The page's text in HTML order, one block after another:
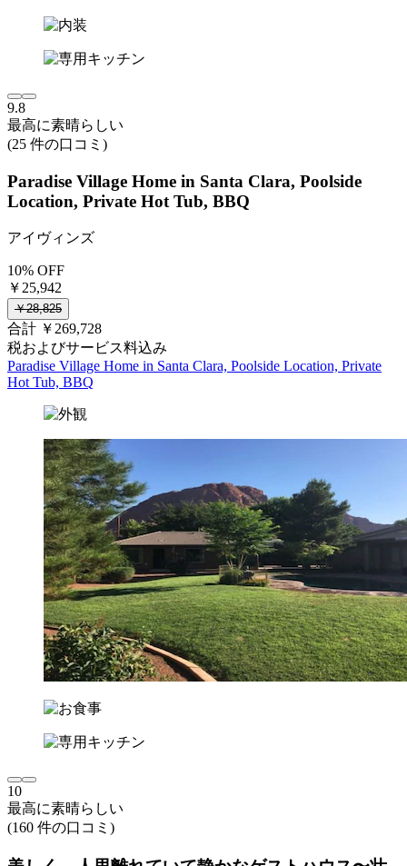
9.8
最高に素晴らしい
(25 件の口コミ)
Paradise Village Home in Santa Clara, Poolside
Location, Private Hot Tub, BBQ
アイヴィンズ
10% OFF
￥25,942
￥28,825
合計 ￥269,728
税およびサービス料込み
Paradise Village Home in Santa Clara, Poolside Location, Private
Hot Tub, BBQ
10
最高に素晴らしい
(160 件の口コミ)